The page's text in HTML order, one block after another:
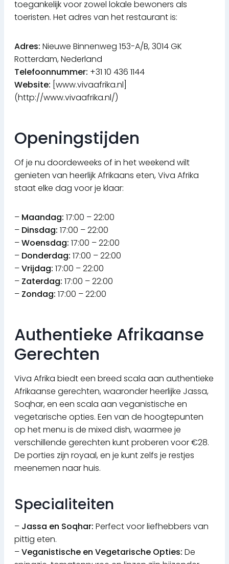
toegankelijk voor zowel lokale bewoners als
toeristen. Het adres van het restaurant is:
Adres: Nieuwe Binnenweg 153-A/B, 3014 GK
Rotterdam, Nederland
Telefoonnummer: +31 10 436 1144
Website: [www.vivaafrika.nl]
(http://www.vivaafrika.nl/)
Openingstijden
Of je nu doordeweeks of in het weekend wilt
genieten van heerlijk Afrikaans eten, Viva Afrika
staat elke dag voor je klaar:
– Maandag: 17:00 – 22:00
– Dinsdag: 17:00 – 22:00
–Woensdag: 17:00 – 22:00
– Donderdag: 17:00 – 22:00
–Vrijdag: 17:00 – 22:00
– Zaterdag: 17:00 – 22:00
– Zondag: 17:00 – 22:00
Authentieke Afrikaanse
Gerechten
Viva Afrika biedt een breed scala aan authentieke
Afrikaanse gerechten, waaronder heerlijke Jassa,
Soqhar, en een scala aan veganistische en
vegetarische opties. Een van de hoogtepunten
op het menu is de mixed dish, waarmee je
verschillende gerechten kunt proberen voor €28.
De porties zijn royaal, en je kunt zelfs je restjes
meenemen naar huis.
Specialiteiten
– Jassa en Soqhar: Perfect voor liefhebbers van
pittig eten.
–Veganistische en Vegetarische Opties: De